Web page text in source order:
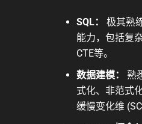
SQL：
极其熟
能力，包括复
CTE等。
数据建模：
熟
式化、非范式
缓慢变化维